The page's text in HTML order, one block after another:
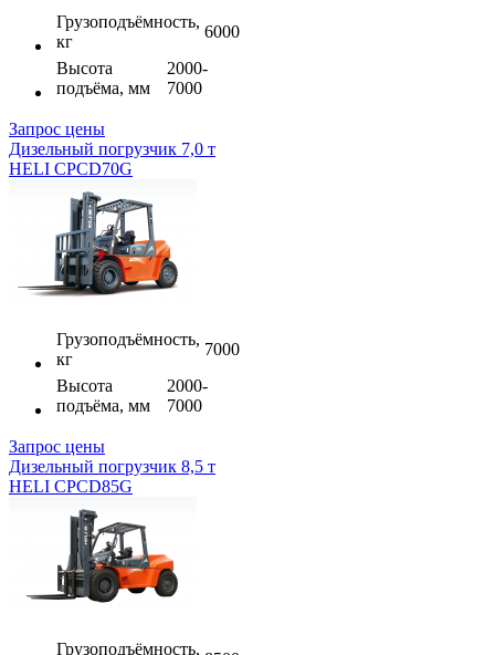
Грузоподъёмность,
кг
6000
Высота
подъёма, мм
2000-
7000
Запрос цены
Дизельный погрузчик 7,0 т
HELI CPCD70G
Грузоподъёмность,
кг
7000
Высота
подъёма, мм
2000-
7000
Запрос цены
Дизельный погрузчик 8,5 т
HELI CPCD85G
Грузоподъёмность,